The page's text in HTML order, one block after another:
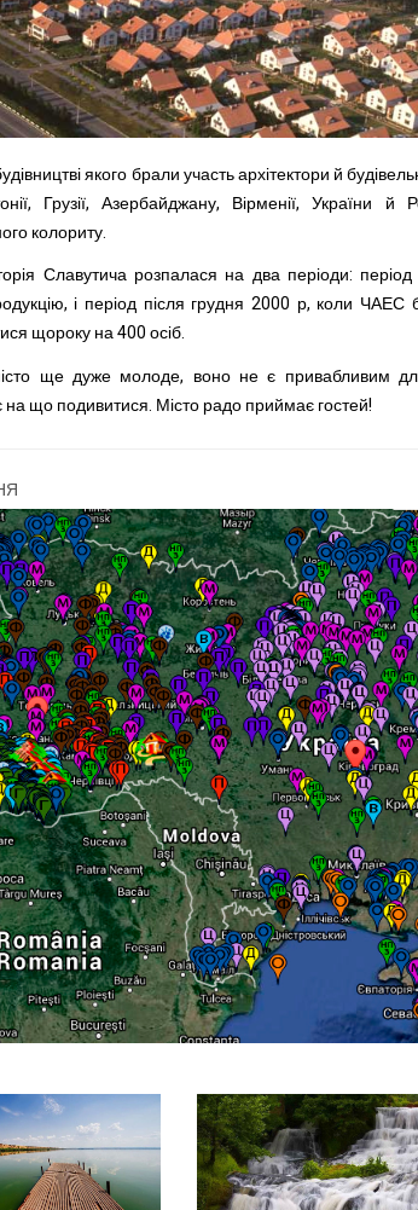
якого брали участь архітектори й
Грузії, Азербайджану, Вірменії, України
колориту.
Славутича розпалася на два періоди:
і період після грудня 2000 р, коли ЧАЕС
щороку на 400 осіб.
ще дуже молоде, воно не є привабливим
на що подивитися. Місто радо приймає гостей!